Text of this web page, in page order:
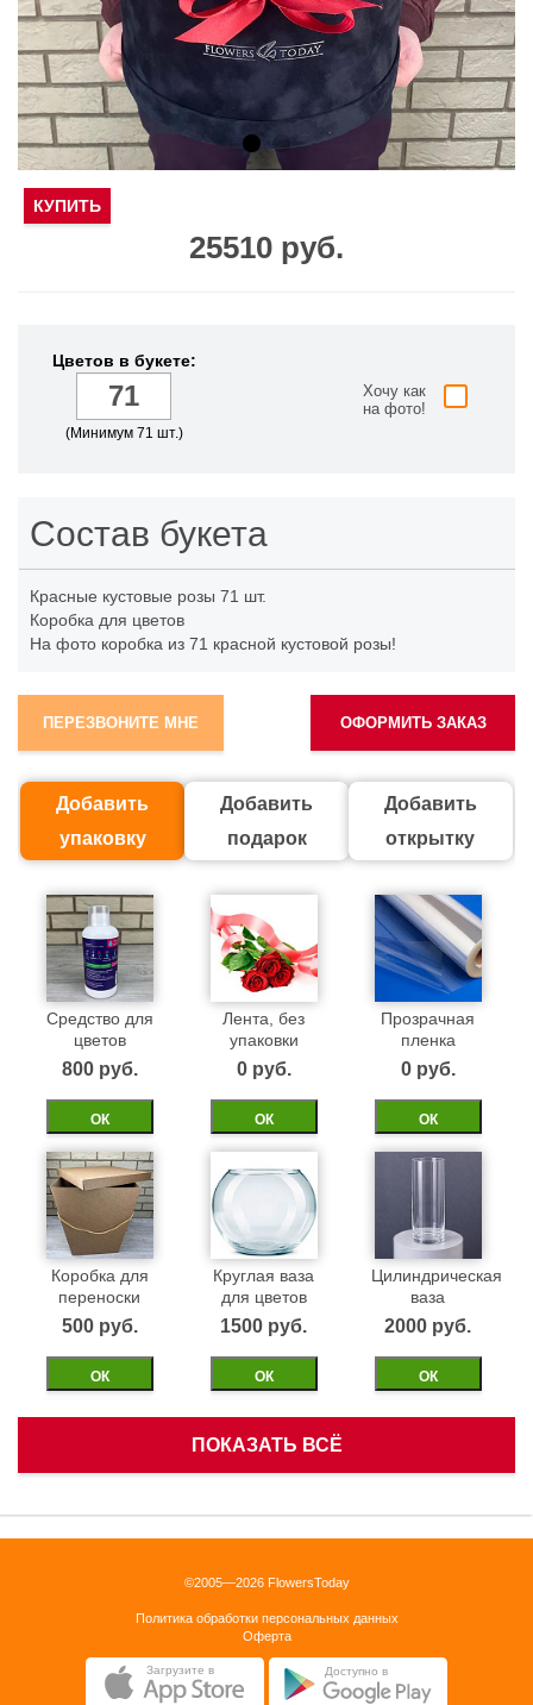
25510 руб.
КУПИТЬ
Цветов в букете:
(Минимум 71 шт.)
Хочу как
на фото!
Состав букета
Красные кустовые розы 71 шт.
Коробка для цветов
На фото коробка из 71 красной кустовой розы!
ОФОРМИТЬ ЗАКАЗ
ПЕРЕЗВОНИТЕ МНЕ
Добавить
упаковку
Добавить
подарок
Добавить
открытку
Средство для
цветов
800 pуб.
ОК
Лента, без
упаковки
0 pуб.
ОК
Прозрачная
пленка
0 pуб.
ОК
Коробка для
переноски
500 pуб.
ОК
Круглая ваза
для цветов
1500 pуб.
ОК
Цилиндрическая
ваза
2000 pуб.
ОК
коробка 40см
ОК ОК
ПОКАЗАТЬ ВСЁ
©2005—2026 FlowersToday
Политика обработки персональных данных
Оферта
Загрузите в Доступно в